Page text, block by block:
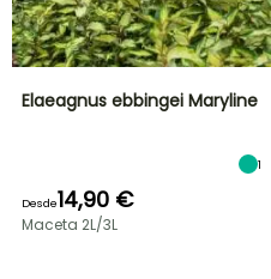
Elaeagnus ebbingei Maryline
1
Desde14,90 €
Maceta 2L/3L